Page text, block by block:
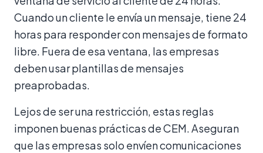
Cuando un cliente le envía un mensaje, tiene 24
horas para responder con mensajes de formato
libre. Fuera de esa ventana, las empresas
deben usar plantillas de mensajes
preaprobadas.
Lejos de ser una restricción, estas reglas
imponen buenas prácticas de CEM. Aseguran
que las empresas solo envíen comunicaciones